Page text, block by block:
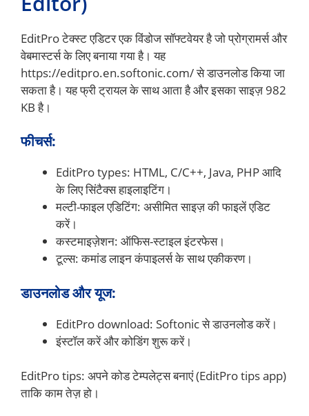
EditPro टेक्स्ट एडिटर एक विंडोज सॉफ्टवेयर है जो प्रोग्रामर्स और
वेबमास्टर्स के लिए बनाया गया है। यह
https://editpro.en.softonic.com/ से डाउनलोड किया जा
सकता है। यह फ्री ट्रायल के साथ आता है और इसका साइज़ 982
KB है।
फीचर्स:
EditPro types: HTML, C/C++, Java, PHP आदि
के लिए सिंटैक्स हाइलाइटिंग।
मल्टी-फाइल एडिटिंग: असीमित साइज़ की फाइलें एडिट
करें।
कस्टमाइज़ेशन: ऑफिस-स्टाइल इंटरफेस।
टूल्स: कमांड लाइन कंपाइलर्स के साथ एकीकरण।
डाउनलोड और यूज:
EditPro download: Softonic से डाउनलोड करें।
इंस्टॉल करें और कोडिंग शुरू करें।
EditPro tips: अपने कोड टेम्पलेट्स बनाएं (EditPro tips app)
ताकि काम तेज़ हो।